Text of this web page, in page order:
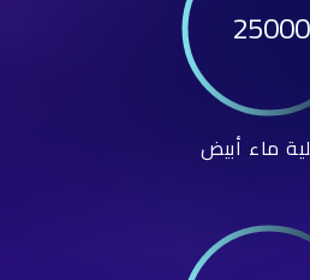
25000
ماء أبيض